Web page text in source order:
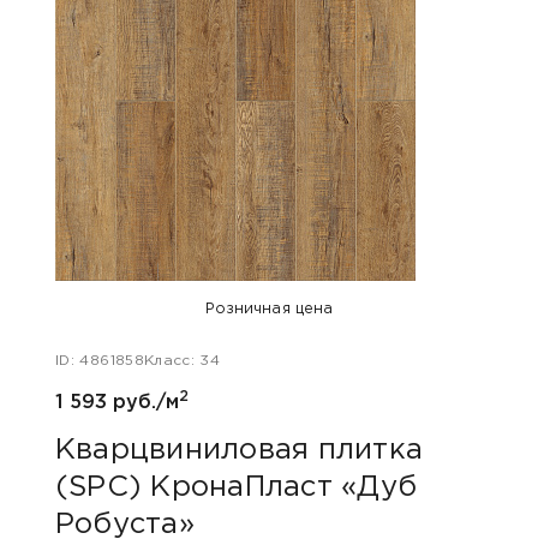
Розничная цена
ID: 4861858 Класс: 34
1 593 руб./м2
Кварцвиниловая плитка
(SPC) КронаПласт «Дуб
Робуста»